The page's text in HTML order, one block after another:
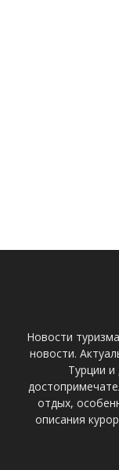
Новости
новости.
Турции и
отдых,
описания